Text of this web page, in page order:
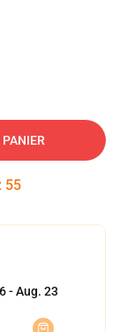
: 54
- Aug. 23